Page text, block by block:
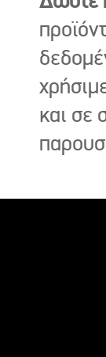
και σε